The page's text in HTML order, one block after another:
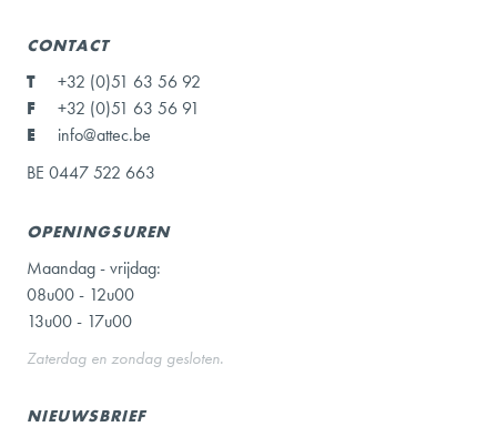
CONTACT
T
+32 (0)51 63 56 92
F
+32 (0)51 63 56 91
E
info@attec.be
BE 0447 522 663
OPENINGSUREN
Maandag - vrijdag:
08u00 - 12u00
13u00 - 17u00
Zaterdag en zondag gesloten.
NIEUWSBRIEF